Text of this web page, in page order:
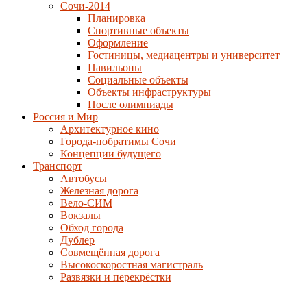
Сочи-2014
Планировка
Спортивные объекты
Оформление
Гостиницы, медиацентры и университет
Павильоны
Социальные объекты
Объекты инфраструктуры
После олимпиады
Россия и Мир
Архитектурное кино
Города-побратимы Сочи
Концепции будущего
Транспорт
Автобусы
Железная дорога
Вело-СИМ
Вокзалы
Обход города
Дублер
Совмещённая дорога
Высокоскоростная магистраль
Развязки и перекрёстки